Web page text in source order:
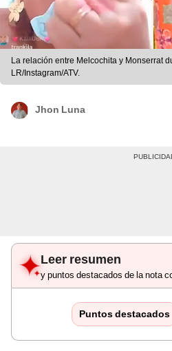
La relación entre Melcochita y Monserrat
LR/Instagram/ATV.
Jhon Luna
Leer resumen
y puntos destacados de la nota
Puntos destacados